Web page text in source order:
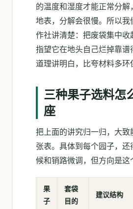
的温度和湿度才能正常分解
地表，分解会很慢。所以我
作社讲清楚：把废袋集中收
指望它在地头自己烂掉靠谱
道理讲明白，比夸材料多环
三种果子选料怎
座
把上面的讲究归一归，大致
张表。具体到每个园子，还
候和销路微调，但方向是这
果
子
套袋
目的
建议结构